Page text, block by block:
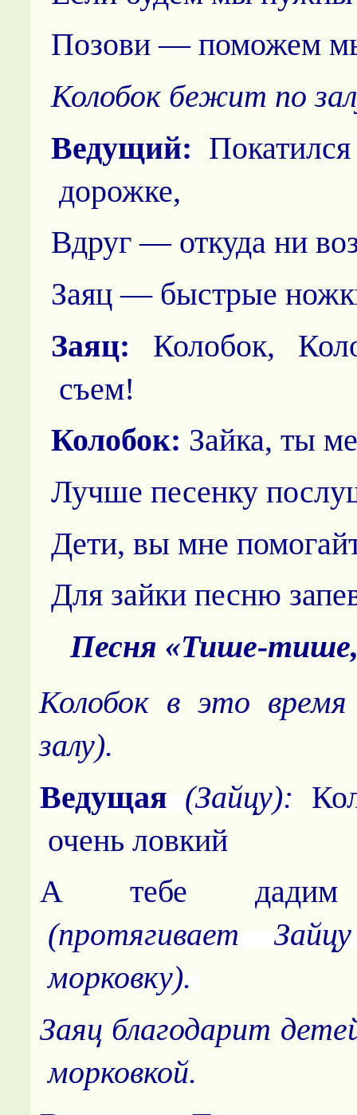
Позови — поможем
Колобок бежит по
Ведущий:
дорожке,
Вдруг — откуда ни
Заяц — быстрые
Заяц: Колобок,
съем!
Колобок: Зайка, ты
Лучше песенку
Дети, вы мне
Для зайки песню
Песня «Тише-
Колобок в это
залу).
Ведущая (Зайцу):
очень ловкий
А тебе дадим
(протягивает
морковку).
Заяц благодарит
морковкой.